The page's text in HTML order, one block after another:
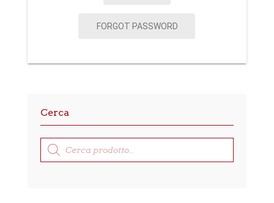
FORGOT PASSWORD
Cerca
Products
search